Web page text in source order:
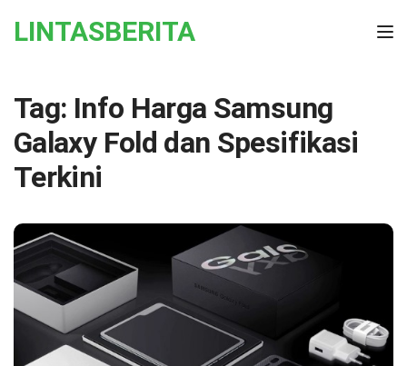
LINTASBERITA
Tag: Info Harga Samsung
Galaxy Fold dan Spesifikasi
Terkini